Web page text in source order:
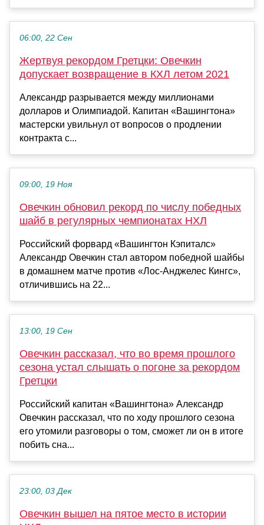
06:00, 22 Сен
Жертвуя рекордом Гретцки: Овечкин
допускает возвращение в КХЛ летом 2021
Александр разрывается между миллионами
долларов и Олимпиадой. Капитан «Вашингтона»
мастерски увильнул от вопросов о продлении
контракта с...
09:00, 19 Ноя
Овечкин обновил рекорд по числу победных
шайб в регулярных чемпионатах НХЛ
Российский форвард «Вашингтон Кэпиталс»
Александр Овечкин стал автором победной шайбы
в домашнем матче против «Лос-Анджелес Кингс»,
отличившись на 22...
13:00, 19 Сен
Овечкин рассказал, что во время прошлого
сезона устал слышать о погоне за рекордом
Гретцки
Российский капитан «Вашингтона» Александр
Овечкин рассказал, что по ходу прошлого сезона
его утомили разговоры о том, сможет ли он в итоге
побить сна...
23:00, 03 Дек
Овечкин вышел на пятое место в истории